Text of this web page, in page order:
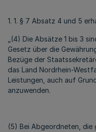
1. 1. § 7 Absatz 4 und 5
„(4) Die Absätze 1 bis 3
Gesetz über die
Bezüge der
das Land Nordrhein-
Leistungen, auch auf
anzuwenden.
(5) Bei Abgeordneten,